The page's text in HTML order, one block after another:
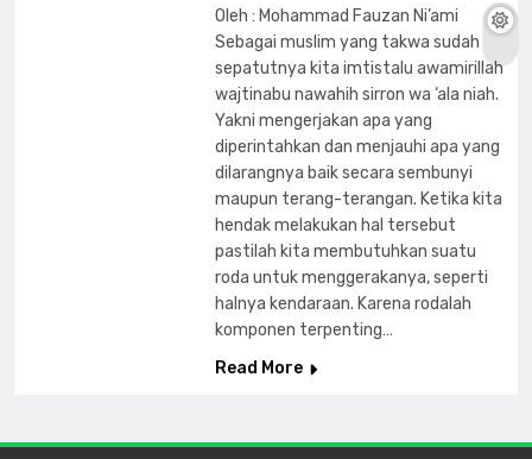
Oleh : Mohammad Fauzan Ni’ami
Sebagai muslim yang takwa sudah
sepatutnya kita imtistalu awamirillah
wajtinabu nawahih sirron wa ‘ala niah.
Yakni mengerjakan apa yang
diperintahkan dan menjauhi apa yang
dilarangnya baik secara sembunyi
maupun terang-terangan. Ketika kita
hendak melakukan hal tersebut
pastilah kita membutuhkan suatu
roda untuk menggerakanya, seperti
halnya kendaraan. Karena rodalah
komponen terpenting…
Read More